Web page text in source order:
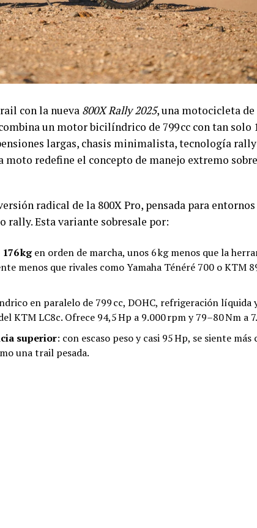
con la nueva 800X Rally 2025, una motocicleta
un motor bicilíndrico de 799 cc con tan solo
largas, chasis minimalista, tecnología
moto redefine el concepto de manejo extremo
radical de la 800X Pro, pensada para entornos
rally. Esta variante sobresale por:
176 kgen orden de marcha, unos 6 kg menos que la
menos que rivales como Yamaha Ténéré 700 o KTM
en paralelo de 799 cc, DOHC, refrigeración líquida
KTM LC8c. Ofrece 94,5 Hp a 9.000 rpm y 79–80 Nm a
superior: con escaso peso y casi 95 Hp, se siente más
una trail pesada.